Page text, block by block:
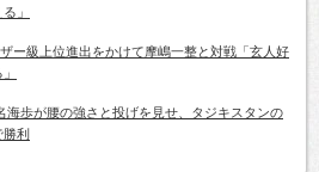
」
ー級上位進出をかけて摩嶋一整と対戦「玄人好
海歩が腰の強さと投げを見せ、タジキスタンの
勝利